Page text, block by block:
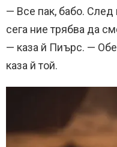
— Все пак, бабо. След
сега ние трябва да
— каза й Пиърс. —
каза й той.